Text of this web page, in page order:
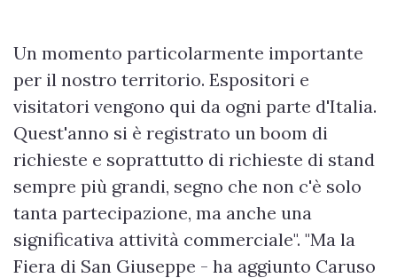
Un momento particolarmente importante
per il nostro territorio. Espositori e
visitatori vengono qui da ogni parte d'Italia.
Quest'anno si è registrato un boom di
richieste e soprattutto di richieste di stand
sempre più grandi, segno che non c'è solo
tanta partecipazione, ma anche una
significativa attività commerciale". "Ma la
Fiera di San Giuseppe - ha aggiunto Caruso